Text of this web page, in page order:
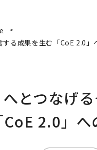
する成果を生む「CoE 2.0」
つなげる
2.0」へ